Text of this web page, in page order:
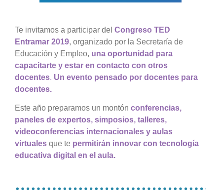
Te invitamos a participar del Congreso TED
Entramar 2019, organizado por la Secretaría de
Educación y Empleo, una oportunidad para
capacitarte y estar en contacto con otros
docentes. Un evento pensado por docentes para
docentes.
Este año preparamos un montón conferencias,
paneles de expertos, simposios, talleres,
videoconferencias internacionales y aulas
virtualesque te permitirán innovar con tecnología
educativa digital en el aula.